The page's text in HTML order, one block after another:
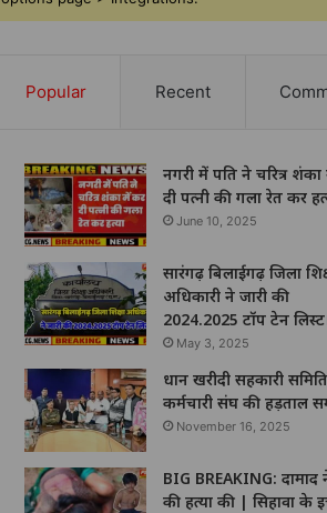
Popular Recent
नगरी में पति ने चरित्र
दी पत्नी की गला रेत कर
June 10, 2025
सारंगढ़ बिलाईगढ़ जिला
अधिकारी ने जारी की
2024.2025 टॉप टेन
May 3, 2025
धान खरीदी सहकारी समिति
कर्मचारी संघ की हड़ताल
November 16, 2025
BIG BREAKING: दामाद
की हत्या की | सिहावा के